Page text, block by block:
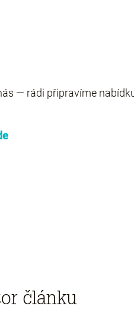
— rádi připravíme